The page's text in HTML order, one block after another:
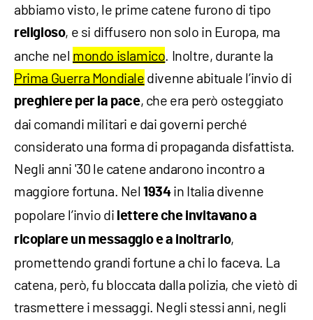
abbiamo visto, le prime catene furono di tipo
religioso, e si diffusero non solo in Europa, ma
anche nel mondo islamico. Inoltre, durante la
Prima Guerra Mondiale divenne abituale l’invio di
preghiere per la pace, che era però osteggiato
dai comandi militari e dai governi perché
considerato una forma di propaganda disfattista.
Negli anni '30 le catene andarono incontro a
maggiore fortuna. Nel 1934in Italia divenne
popolare l’invio di lettere che invitavano a
ricopiare un messaggio e a inoltrarlo,
promettendo grandi fortune a chi lo faceva. La
catena, però, fu bloccata dalla polizia, che vietò di
trasmettere i messaggi. Negli stessi anni, negli